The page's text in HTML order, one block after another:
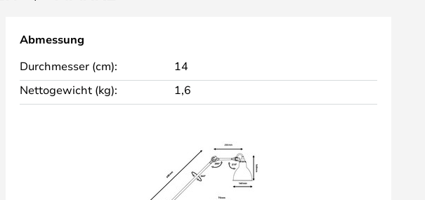
Abmessung
Durchmesser (cm):
14
Nettogewicht (kg):
1,6